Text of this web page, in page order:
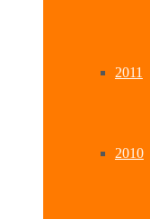
2011
2010